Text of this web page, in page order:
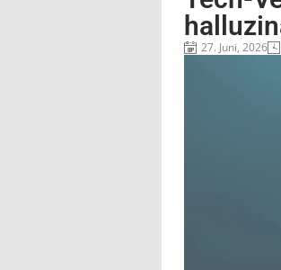
27. Juni, 2026